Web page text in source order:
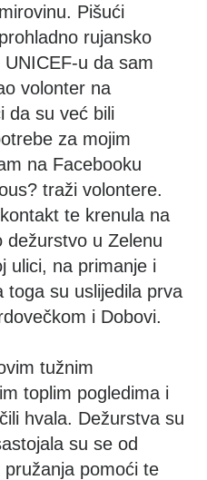
Pišući
rujansko
u da sam
volonter na
da su već bili
za mojim
na Facebooku
traži volontere.
te krenula na
dežurstvo u Zelenu
ulici, na primanje i
toga su uslijedila prva
i Dobovi.
tužnim
toplim pogledima i
hvala. Dežurstva su
su se od
pomoći te